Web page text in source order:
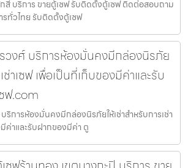
สี่ บริการ ขายตู้เซฟ รับติดตั้งตู้เซฟ ติดต่อสอบถาม
ทั่วไทย รับติดตั้งตู้เซฟ
วงศ์ บริการห้องมั่นคงมีกล่องนิรภัย
ช่าเซฟ เพื่อเป็นที่เก็บของมีค่าและรับ
ฟ.com
การห้องมั่นคงมีกล่องนิรภัยให้เช่าสำหรับการเช่า
ค่าและรับฝากของมีค่า ตู